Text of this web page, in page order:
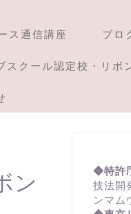
ス通信講座 ブロ
スクール認定校・リボ
ン
◆特許
技法開
ンマム